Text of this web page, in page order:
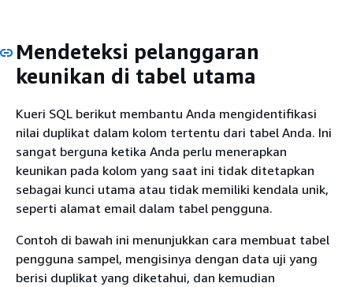
Mendeteksi pelanggaran
keunikan di tabel utama
Kueri SQL berikut membantu Anda mengidentifikasi
nilai duplikat dalam kolom tertentu dari tabel Anda. Ini
sangat berguna ketika Anda perlu menerapkan
keunikan pada kolom yang saat ini tidak ditetapkan
sebagai kunci utama atau tidak memiliki kendala unik,
seperti alamat email dalam tabel pengguna.
Contoh di bawah ini menunjukkan cara membuat tabel
pengguna sampel, mengisinya dengan data uji yang
berisi duplikat yang diketahui, dan kemudian